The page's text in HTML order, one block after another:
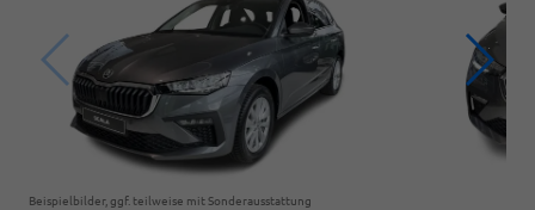
Beispielbilder, ggf. teilweise mit Sonderausstattung